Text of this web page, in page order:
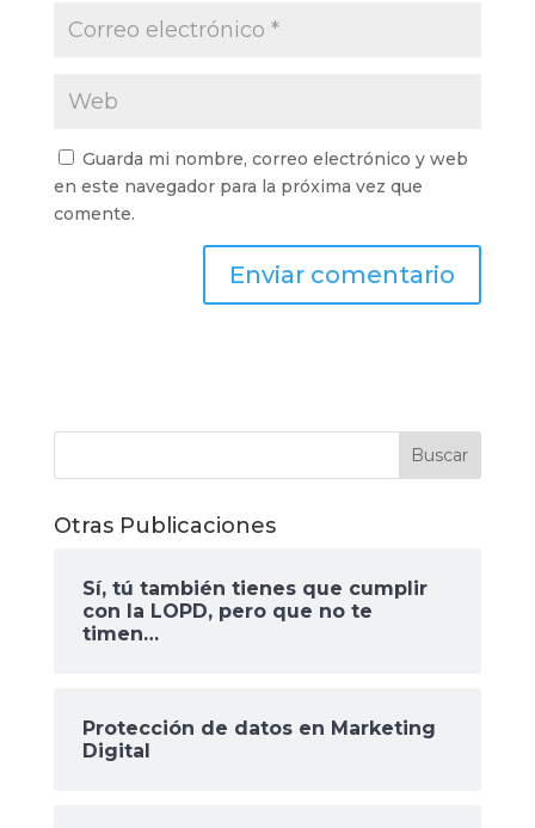
Guarda mi nombre, correo electrónico y web
en este navegador para la próxima vez que
comente.
Otras Publicaciones
Sí, tú también tienes que cumplir
con la LOPD, pero que no te
timen…
Protección de datos en Marketing
Digital